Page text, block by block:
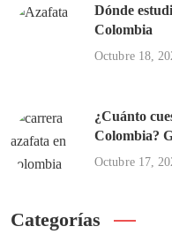
Dónde
Colombia
Octubre 18,
¿Cuánto
Colombia?
Octubre 17,
Categorías